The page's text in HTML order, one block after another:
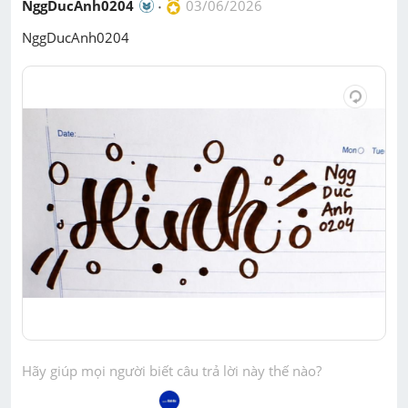
NggDucAnh0204
03/06/2026
NggDucAnh0204
Hãy giúp mọi người biết câu trả lời này thế nào?